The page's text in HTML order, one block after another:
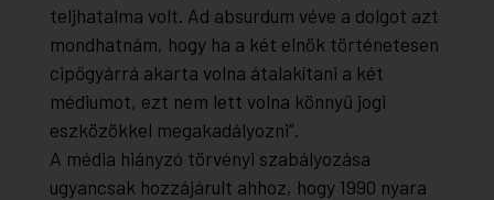
teljhatalma volt. Ad absurdum véve a dolgot azt
mondhatnám, hogy ha a két elnök történetesen
cipőgyárrá akarta volna átalakítani a két
médiumot, ezt nem lett volna könnyű jogi
eszközökkel megakadályozni”.
A média hiányzó törvényi szabályozása
ugyancsak hozzájárult ahhoz, hogy 1990 nyara